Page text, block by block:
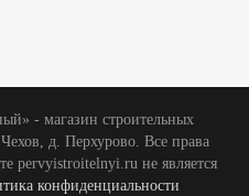
- магазин строительных
д. Перхурово. Все права
pervyistroitelnyi.ru не является
конфиденциальности